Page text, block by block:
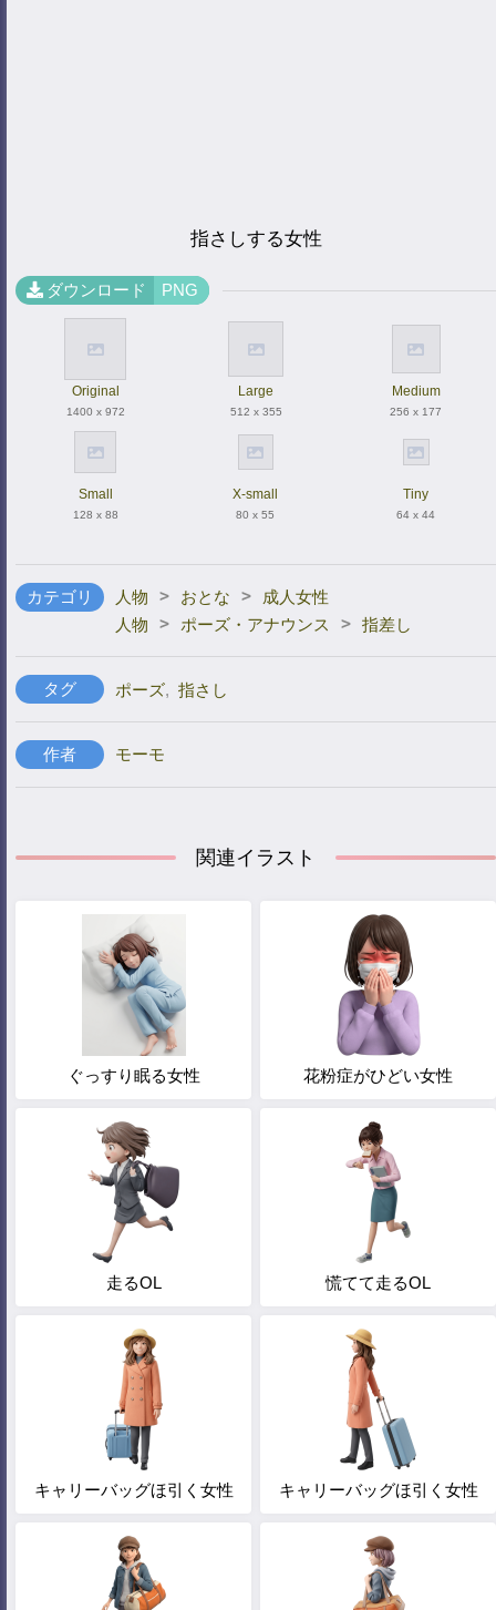
指さしする女性
ダウンロード PNG
Original
1400 x 972
Large
512 x 355
Medium
256 x 177
Small
128 x 88
X-small
80 x 55
Tiny
64 x 44
カテゴリ 人物 > おとな >
成人女性
人物
> ポーズ・アナウンス > 指差し
タグ ポーズ, 指さし
作者 モーモ
関連イラスト
ぐっすり眠る女性 花粉症がひどい女性
走るOL 慌てて走るOL
キャリーバッグほ引く女性 キャリーバッグほ引く女性